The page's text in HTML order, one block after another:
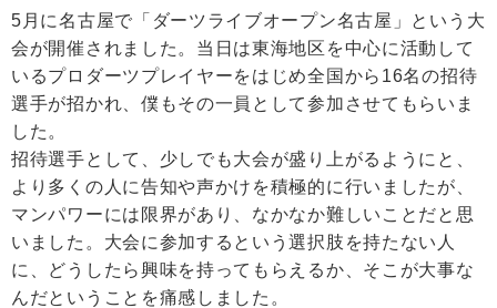
5月に名古屋で「ダーツライブオープン名古屋」という大
会が開催されました。当日は東海地区を中心に活動して
いるプロダーツプレイヤーをはじめ全国から16名の招待
選手が招かれ、僕もその一員として参加させてもらいま
した。
招待選手として、少しでも大会が盛り上がるようにと、
より多くの人に告知や声かけを積極的に行いましたが、
マンパワーには限界があり、なかなか難しいことだと思
いました。大会に参加するという選択肢を持たない人
に、どうしたら興味を持ってもらえるか、そこが大事な
んだということを痛感しました。